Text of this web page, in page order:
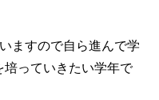
ますので自ら進んで学
っていきたい学年で